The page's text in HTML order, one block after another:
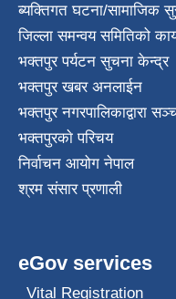
ब्यक्तिगत घटना/सामाजिक
जिल्ला समन्वय समितिको
भक्तपुर पर्यटन सुचना केन्द्र
भक्तपुर खबर अनलाईन
भक्तपुर नगरपालिकाद्वारा
भक्तपुरकाे परिचय
निर्वाचन आयोग नेपाल
श्रम संसार प्रणाली
eGov services
Vital Registration